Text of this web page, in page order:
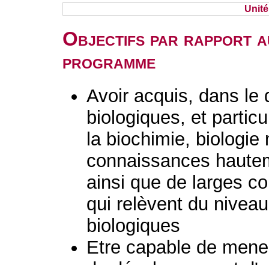
Objectifs par rapport
programme
Avoir acquis, dans le
biologiques, et
la biochimie,
connaissances
ainsi que de larges
qui relèvent du
biologiques
Etre capable de